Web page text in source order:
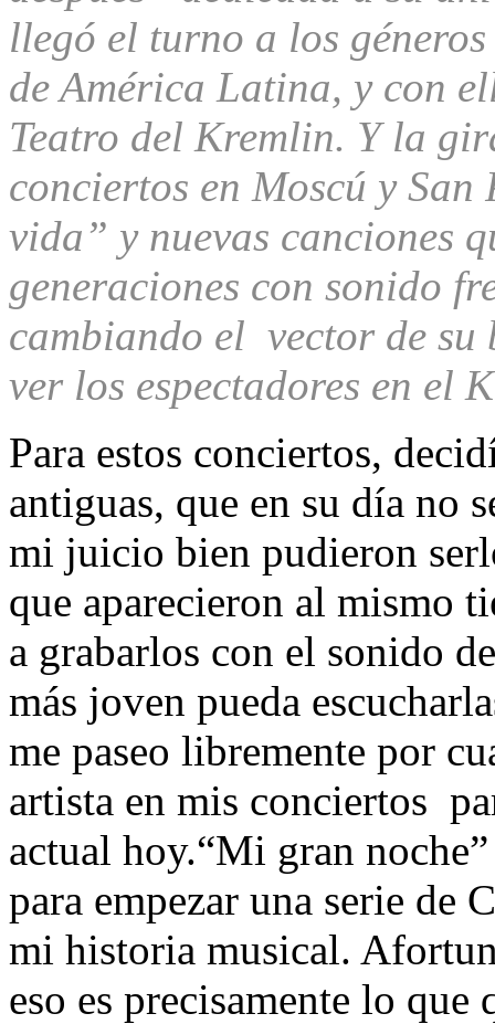
llegó el turno a los
de América Latina, y con
Teatro del Kremlin. Y la
conciertos en Moscú y
vida” y nuevas canciones
generaciones con sonido
cambiando el vector de
ver los espectadores en el
Para estos conciertos,
antiguas, que en su día no
mi juicio bien pudieron
que aparecieron al mismo
a grabarlos con el sonido
más joven pueda
me paseo libremente por
artista en mis conciertos
actual hoy.“Mi gran
para empezar una serie de
mi historia musical.
eso es precisamente lo